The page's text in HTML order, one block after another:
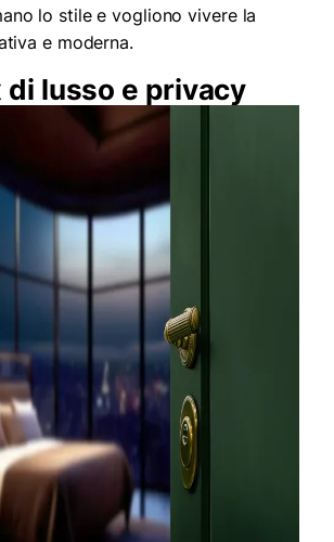
lo stile e vogliono vivere la
e moderna.
di lusso e privacy